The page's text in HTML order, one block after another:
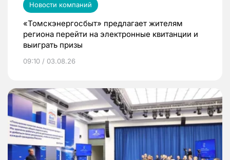
Новости компаний
«Томскэнергосбыт» предлагает жителям
региона перейти на электронные квитанции и
выиграть призы
09:10 / 03.08.26